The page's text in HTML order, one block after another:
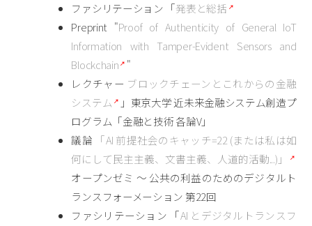
ファシリテーション 「発表と総括
Preprint "Proof of Authenticity of General IoT
Information with Tamper-Evident Sensors and
Blockchain
"
レクチャー ブロックチェーンとこれからの金融
システム
」東京大学 近未来金融システム創造プ
ログラム「金融と技術 各論V」
議論
「AI 前提社会のキャッチ=22 (または私は如
何にして民主主義、文書主義、人道的活動...)」
オープンゼミ 〜 公共の利益のためのデジタルト
ランスフォーメーション 第22回
ファシリテーション 「AI とデジタルトランスフ